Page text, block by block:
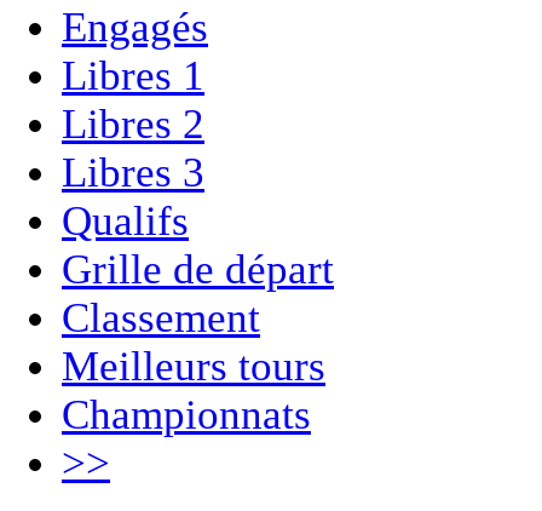
Engagés
Libres 1
Libres 2
Libres 3
Qualifs
Grille de départ
Classement
Meilleurs tours
Championnats
>>